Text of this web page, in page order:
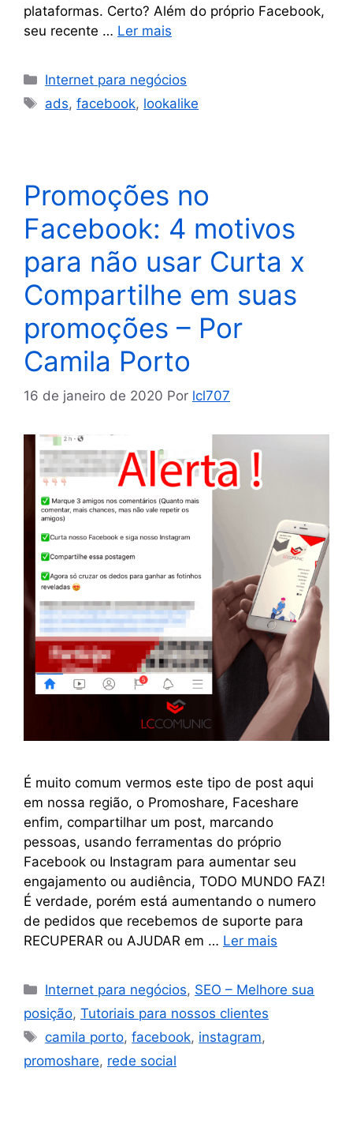
plataformas. Certo? Além do próprio Facebook,
seu recente … Ler mais
Internet para negócios
ads,facebook, lookalike
Promoções no
Facebook: 4 motivos
para não usar Curta x
Compartilhe em suas
promoções – Por
Camila Porto
16 de janeiro de 2020 Por lcl707
É muito comum vermos este tipo de post aqui
em nossa região, o Promoshare, Faceshare
enfim, compartilhar um post, marcando
pessoas, usando ferramentas do próprio
Facebook ou Instagram para aumentar seu
engajamento ou audiência, TODO MUNDO FAZ!
É verdade, porém está aumentando o numero
de pedidos que recebemos de suporte para
RECUPERAR ou AJUDAR em … Ler mais
Internet para negócios, SEO – Melhore sua
posição, Tutoriais para nossos clientes
camila porto,facebook, instagram,
promoshare, rede social